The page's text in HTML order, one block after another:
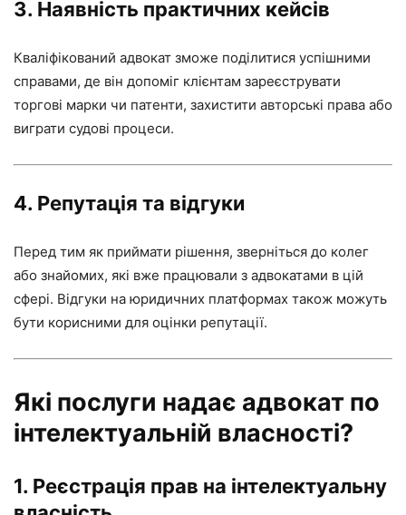
3. Наявність практичних кейсів
Кваліфікований адвокат зможе поділитися успішними
справами, де він допоміг клієнтам зареєструвати
торгові марки чи патенти, захистити авторські права або
виграти судові процеси.
4. Репутація та відгуки
Перед тим як приймати рішення, зверніться до колег
або знайомих, які вже працювали з адвокатами в цій
сфері. Відгуки на юридичних платформах також можуть
бути корисними для оцінки репутації.
Які послуги надає адвокат по
інтелектуальній власності?
1. Реєстрація прав на інтелектуальну